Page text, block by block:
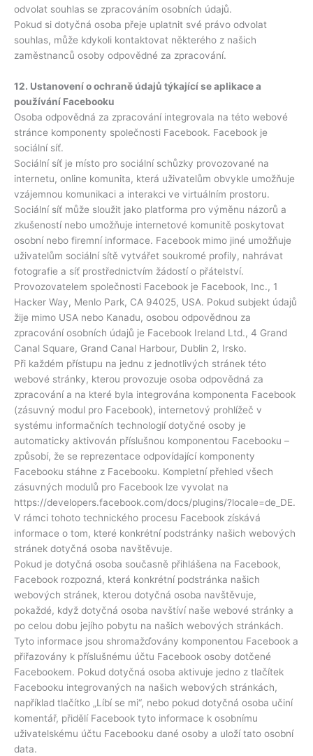
odvolat souhlas se zpracováním osobních údajů.
Pokud si dotyčná osoba přeje uplatnit své právo odvolat
souhlas, může kdykoli kontaktovat některého z našich
zaměstnanců osoby odpovědné za zpracování.
12. Ustanovení o ochraně údajů týkající se aplikace a
používání Facebooku
Osoba odpovědná za zpracování integrovala na této webové
stránce komponenty společnosti Facebook. Facebook je
sociální síť.
Sociální síť je místo pro sociální schůzky provozované na
internetu, online komunita, která uživatelům obvykle umožňuje
vzájemnou komunikaci a interakci ve virtuálním prostoru.
Sociální síť může sloužit jako platforma pro výměnu názorů a
zkušeností nebo umožňuje internetové komunitě poskytovat
osobní nebo firemní informace. Facebook mimo jiné umožňuje
uživatelům sociální sítě vytvářet soukromé profily, nahrávat
fotografie a síť prostřednictvím žádostí o přátelství.
Provozovatelem společnosti Facebook je Facebook, Inc., 1
Hacker Way, Menlo Park, CA 94025, USA. Pokud subjekt údajů
žije mimo USA nebo Kanadu, osobou odpovědnou za
zpracování osobních údajů je Facebook Ireland Ltd., 4 Grand
Canal Square, Grand Canal Harbour, Dublin 2, Irsko.
Při každém přístupu na jednu z jednotlivých stránek této
webové stránky, kterou provozuje osoba odpovědná za
zpracování a na které byla integrována komponenta Facebook
(zásuvný modul pro Facebook), internetový prohlížeč v
systému informačních technologií dotyčné osoby je
automaticky aktivován příslušnou komponentou Facebooku –
způsobí, že se reprezentace odpovídající komponenty
Facebooku stáhne z Facebooku. Kompletní přehled všech
zásuvných modulů pro Facebook lze vyvolat na
https://developers.facebook.com/docs/plugins/?locale=de_DE.
V rámci tohoto technického procesu Facebook získává
informace o tom, které konkrétní podstránky našich webových
stránek dotyčná osoba navštěvuje.
Pokud je dotyčná osoba současně přihlášena na Facebook,
Facebook rozpozná, která konkrétní podstránka našich
webových stránek, kterou dotyčná osoba navštěvuje,
pokaždé, když dotyčná osoba navštíví naše webové stránky a
po celou dobu jejího pobytu na našich webových stránkách.
Tyto informace jsou shromažďovány komponentou Facebook a
přiřazovány k příslušnému účtu Facebook osoby dotčené
Facebookem. Pokud dotyčná osoba aktivuje jedno z tlačítek
Facebooku integrovaných na našich webových stránkách,
například tlačítko „Líbí se mi“, nebo pokud dotyčná osoba učiní
komentář, přidělí Facebook tyto informace k osobnímu
uživatelskému účtu Facebooku dané osoby a uloží tato osobní
data.